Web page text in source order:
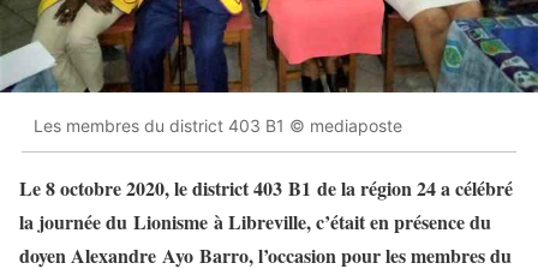
Les membres du district 403 B1 © mediaposte
Le 8 octobre 2020, le district 403 B1 de la région 24 a célébré
la journée du Lionisme à Libreville, c’était en présence du
doyen Alexandre Ayo Barro, l’occasion pour les membres du